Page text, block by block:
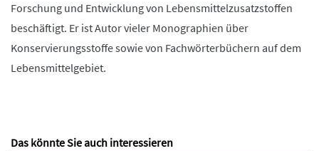
Forschung und Entwicklung von Lebensmittelzusatzstoffen
beschäftigt. Er ist Autor vieler Monographien über
Konservierungsstoffe sowie von Fachwörterbüchern auf dem
Lebensmittelgebiet.
Das könnte Sie auch interessieren